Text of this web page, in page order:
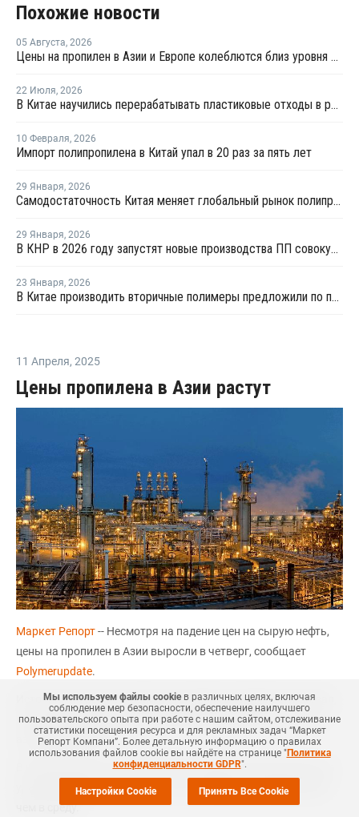
Похожие новости
05 Августа, 2026
Цены на пропилен в Азии и Европе колеблются близ уровня в USD1000
22 Июля, 2026
В Китае научились перерабатывать пластиковые отходы в реактивное топливо с эффективностью 82%
10 Февраля, 2026
Импорт полипропилена в Китай упал в 20 раз за пять лет
29 Января, 2026
Самодостаточность Китая меняет глобальный рынок полипропилена
29 Января, 2026
В КНР в 2026 году запустят новые производства ПП совокупной мощностью 4,9 млн тонн
23 Января, 2026
В Китае производить вторичные полимеры предложили по принципу конструкторов LEGO
11 Апреля, 2025
Цены пропилена в Азии растут
Маркет Репорт-- Несмотря на падение цен на сырую нефть,
цены на пропилен в Азии выросли в четверг, сообщает
Polymerupdate.
Источник на рынке в Азии на условиях анонимности сказал,
что цены выросли на фоне увеличения объема покупок на
азиатских рынках.
В четверг цены на пропилен на условиях FOB Корея были на
уровне USD780–790 за тонну, что на USD5 за тонну больше,
чем в среду.
Мы используем файлы cookieв различных целях, включая
соблюдение мер безопасности, обеспечение наилучшего
пользовательского опыта при работе с нашим сайтом, отслеживание
статистики посещения ресурса и для рекламных задач “Маркет
Репорт Компани”. Более детальную информацию о правилах
использования файлов cookie вы найдёте на странице "Политика
конфиденциальности GDPR".
Настройки Cookie Принять Все Cookie